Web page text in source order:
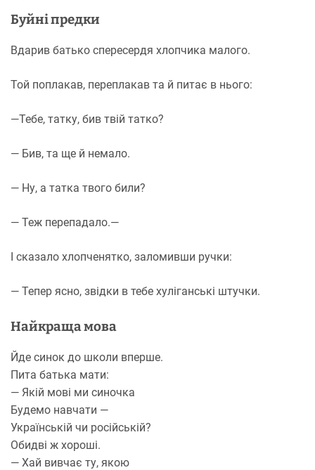
Буйні предки
Вдарив батько спересердя хлопчика малого.
Той поплакав, переплакав та й питає в нього:
—Тебе, татку, бив твій татко?
— Бив, та ще й немало.
— Ну, а татка твого били?
— Теж перепадало.—
І сказало хлопченятко, заломивши ручки:
— Тепер ясно, звідки в тебе хуліганські штучки.
Найкраща мова
Йде синок до школи вперше.
Пита батька мати:
— Якій мові ми синочка
Будемо навчати —
Українській чи російській?
Обидві ж хороші.
— Хай вивчає ту, якою